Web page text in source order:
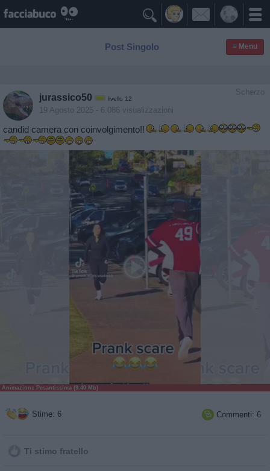

Post Singolo ≡ Menu
Scherzo
jurassico50 livello 12
19 Agosto 2025 - 6.086 visualizzazioni
candid camera con coinvolgimento!!
Animazione Pesantissima (9.40 Mb)
Stime: 6  Commenti: 6
Ti stimo fratello